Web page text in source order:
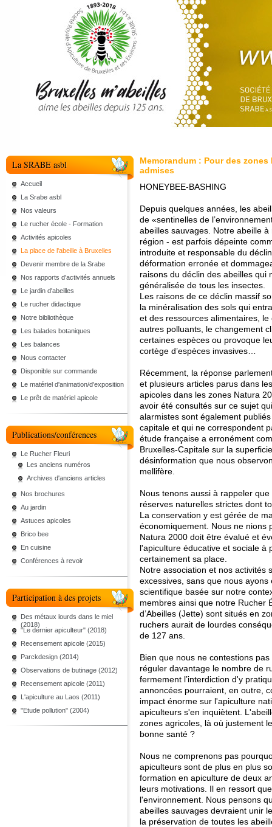
La SRABE asbl
Accueil
La Srabe asbl
Nos valeurs
Le rucher école - Formation
Activités apicoles
La place de l'abeille à Bruxelles
Devenir membre de la Srabe
Nos rapports d'activités annuels
Le jardin d'abeilles
Le rucher didactique
Notre bibliothèque
Les balades botaniques
Les balances
Nous contacter
Disponible sur commande
Le matériel d'animation/d'exposition
Le prêt de matériel apicole
Publications/conférences
Le Rucher Fleuri
Les anciens numéros
Archives d'anciens articles
Nos brochures
Au jardin
Astuces apicoles
Brico bee
En cuisine
Conférences à revoir
Participation à des projets
Des métaux lourds dans le miel
(2018)
"Le dernier apiculteur" (2018)
Recensement apicole (2015)
Parckdesign (2014)
Observations de butinage (2012)
Recensement apicole (2011)
L'apiculture au Laos (2011)
"Etude pollution" (2004)
Memorandum : Pour des
admises
HONEYBEE-BASHING
Depuis quelques années, les
de «sentinelles de
abeilles sauvages. Notre abeille
région - est parfois dépeinte
introduite et responsable du
déformation erronée et
raisons du déclin des abeilles qui
généralisée de tous les insectes.
Les raisons de ce déclin massif
la minéralisation des sols qui
et des ressources alimentaires,
autres polluants, le changement
certaines espèces ou provoque
cortège d’espèces invasives…
Récemment, la réponse
et plusieurs articles parus dans
apicoles dans les zones Natura
avoir été consultés sur ce sujet
alarmistes sont également
capitale et qui ne correspondent
étude française a erronément
Bruxelles-Capitale sur la
désinformation que nous
mellifère.
Nous tenons aussi à rappeler
réserves naturelles strictes dont
La conservation y est gérée de
économiquement. Nous ne nions
Natura 2000 doit être évalué et
l'apiculture éducative et sociale à
certainement sa place.
Notre association et nos activités
excessives, sans que nous
scientifique basée sur notre
membres ainsi que notre Rucher
d’Abeilles (Jette) sont situés en
ruchers aurait de lourdes
de 127 ans.
Bien que nous ne contestions
réguler davantage le nombre de
fermement l’interdiction d'y
annoncées pourraient, en outre,
impact énorme sur l'apiculture
apiculteurs s'en inquiètent.
zones agricoles, là où justement
bonne santé ?
Nous ne comprenons pas
apiculteurs sont de plus en plus
formation en apiculture de deux
leurs motivations. Il en ressort
l'environnement. Nous pensons
abeilles sauvages devraient unir
la préservation de toutes les